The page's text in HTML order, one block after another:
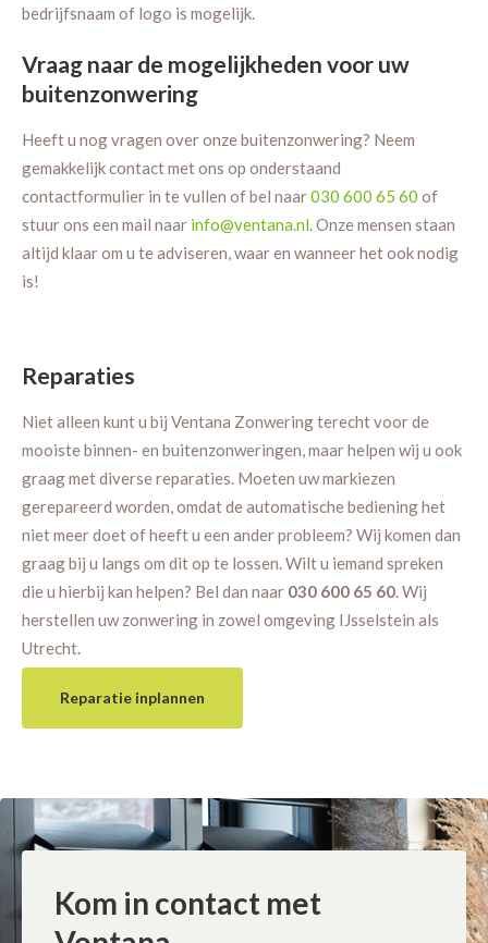
bedrijfsnaam of logo is mogelijk.
Vraag naar de mogelijkheden voor uw
buitenzonwering
Heeft u nog vragen over onze buitenzonwering? Neem
gemakkelijk contact met ons op onderstaand
contactformulier in te vullen of bel naar030 600 65 60 of
stuur ons een mail naar info@ventana.nl. Onze mensen staan
altijd klaar om u te adviseren, waar en wanneer het ook nodig
is!
Reparaties
Niet alleen kunt u bij Ventana Zonwering terecht voor de
mooiste binnen- en buitenzonweringen, maar helpen wij u ook
graag met diverse reparaties. Moeten uw markiezen
gerepareerd worden, omdat de automatische bediening het
niet meer doet of heeft u een ander probleem? Wij komen dan
graag bij u langs om dit op te lossen. Wilt u iemand spreken
die u hierbij kan helpen? Bel dan naar 030 600 65 60. Wij
herstellen uw zonwering in zowel omgeving IJsselstein als
Utrecht.
Reparatie inplannen
Kom in contact met